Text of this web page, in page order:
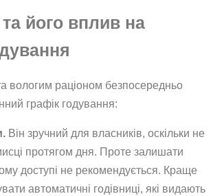
його вплив на
вологим раціоном безпосередньо
графік годування:
Він зручний для власників, оскільки не
протягом дня. Проте залишати
доступі не рекомендується. Краще
автоматичні годівниці, які видають